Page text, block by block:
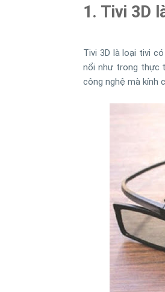
1. Tivi 3D
Tivi 3D là loại tivi
nổi như trong thực
công nghệ mà kính